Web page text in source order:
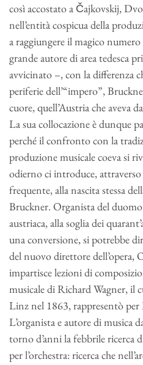
così accostato a Čajkovskij,
nell’entità cospicua della
a raggiungere il magico
grande autore di area tedesca
avvicinato –, con la differenza
periferie dell’“impero”,
cuore, quell’Austria che aveva
La sua collocazione è dunque
perché il confronto con la
produzione musicale coeva si
odierno ci introduce,
frequente, alla nascita stessa
Bruckner. Organista del
austriaca, alla soglia dei
una conversione, si potrebbe
del nuovo direttore dell’opera,
impartisce lezioni di
musicale di Richard Wagner, il
Linz nel 1863, rappresentò
L’organista e autore di musica
torno d’anni la febbrile ricerca
per l’orchestra: ricerca che